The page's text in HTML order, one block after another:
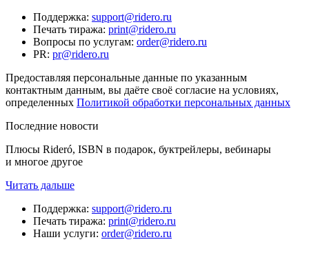
Поддержка: support@ridero.ru
Печать тиража: print@ridero.ru
Вопросы по услугам: order@ridero.ru
PR: pr@ridero.ru
Предоставляя персональные данные по указанным
контактным данным, вы даёте своё согласие на условиях,
определенных Политикой обработки персональных данных
Последние новости
Плюсы Rideró, ISBN в подарок, буктрейлеры, вебинары
и многое другое
Читать дальше
Поддержка: support@ridero.ru
Печать тиража: print@ridero.ru
Наши услуги: order@ridero.ru